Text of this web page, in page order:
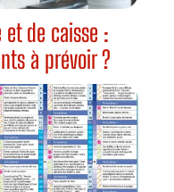
de caisse :
à prévoir ?